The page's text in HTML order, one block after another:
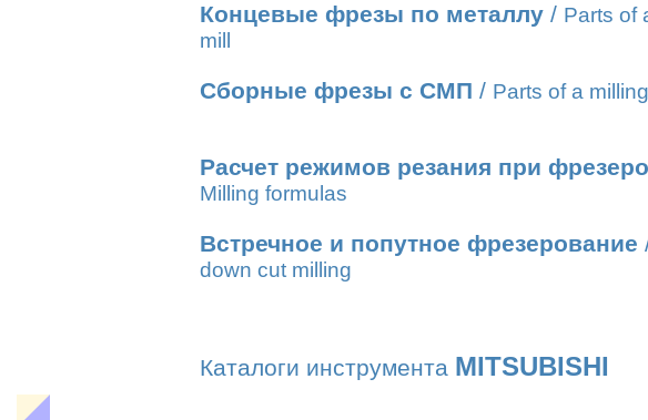
Концевые фрезы по металлу / Parts of
mill
Сборные фрезы с СМП / Parts of a
Расчет режимов резания при
Milling formulas
Встречное и попутное фрезерование
down cut milling
Каталоги инструмента MITSUBISHI